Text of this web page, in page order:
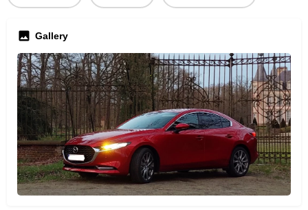
Gallery